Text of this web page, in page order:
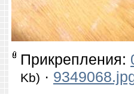
Прикрепления:
Kb) ·